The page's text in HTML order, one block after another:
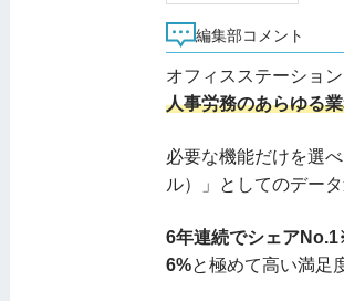
編集部コメント
オフィスステーショ
人事労務のあらゆる
必要な機能だけを選
ル）」としてのデー
6年連続でシェア
6%と極めて高い満足